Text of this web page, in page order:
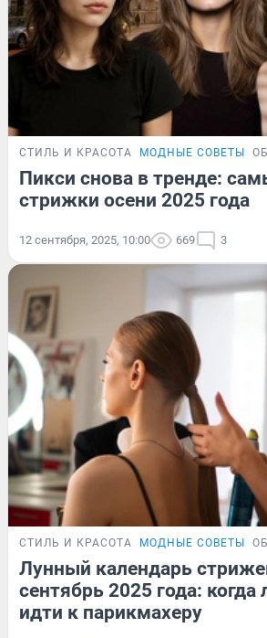
СТИЛЬ И КРАСОТА МОДНЫЕ СОВЕТЫ
Пикси снова в тренде:
стрижки осени 2025 года
12 сентября, 2025, 10:00 669 3
СТИЛЬ И КРАСОТА МОДНЫЕ СОВЕТЫ
Лунный календарь
сентябрь 2025 года: когда
идти к парикмахеру